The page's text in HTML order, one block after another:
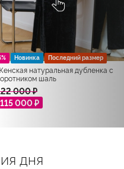
Новинка Последний размер
натуральная дубленка с
шаль
000 ₽
115 000 ₽
дня